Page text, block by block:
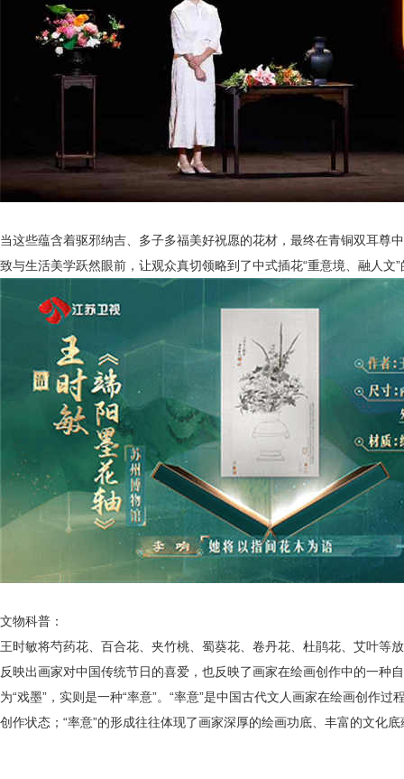
当这些蕴含着驱邪纳吉、多子多福美好祝愿的花材，最终在青铜双耳尊
致与生活美学跃然眼前，让观众真切领略到了中式插花“重意境、融人文
文物科普：
王时敏将芍药花、百合花、夹竹桃、蜀葵花、卷丹花、杜鹃花、艾叶等
反映出画家对中国传统节日的喜爱，也反映了画家在绘画创作中的一种
为“戏墨”，实则是一种“率意”。 “率意”是中国古代文人画家在绘画创作过
创作状态；“率意”的形成往往体现了画家深厚的绘画功底、丰富的文化